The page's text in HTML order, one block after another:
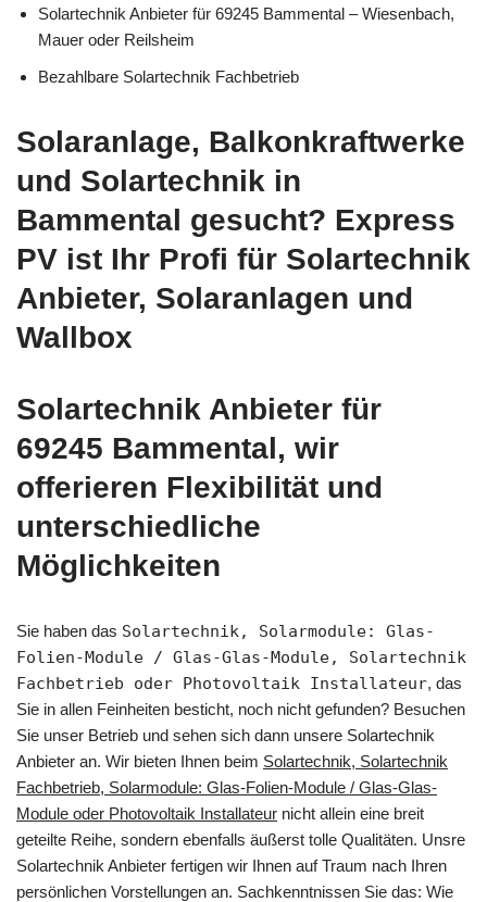
Solartechnik Anbieter für 69245 Bammental – Wiesenbach,
Mauer oder Reilsheim
Bezahlbare Solartechnik Fachbetrieb
Solaranlage, Balkonkraftwerke
und Solartechnik in
Bammental gesucht? Express
PV ist Ihr Profi für Solartechnik
Anbieter, Solaranlagen und
Wallbox
Solartechnik Anbieter für
69245 Bammental, wir
offerieren Flexibilität und
unterschiedliche
Möglichkeiten
Sie haben das Solartechnik, Solarmodule: Glas-
Folien-Module / Glas-Glas-Module, Solartechnik
Fachbetrieb oder Photovoltaik Installateur, das
Sie in allen Feinheiten besticht, noch nicht gefunden? Besuchen
Sie unser Betrieb und sehen sich dann unsere Solartechnik
Anbieter an. Wir bieten Ihnen beim Solartechnik, Solartechnik
Fachbetrieb, Solarmodule: Glas-Folien-Module / Glas-Glas-
Module oder Photovoltaik Installateur nicht allein eine breit
geteilte Reihe, sondern ebenfalls äußerst tolle Qualitäten. Unsre
Solartechnik Anbieter fertigen wir Ihnen auf Traum nach Ihren
persönlichen Vorstellungen an. Sachkenntnissen Sie das: Wie